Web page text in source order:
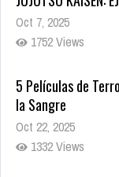
5 Películas de
la Sangre
1332 Views
Revive el terror: El
en tiendas digitales